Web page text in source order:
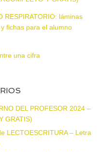
RESPIRATORIO: láminas
fichas para el alumno
una cifra
DEL PROFESOR 2024 –
GRATIS)
LECTOESCRITURA – Letra